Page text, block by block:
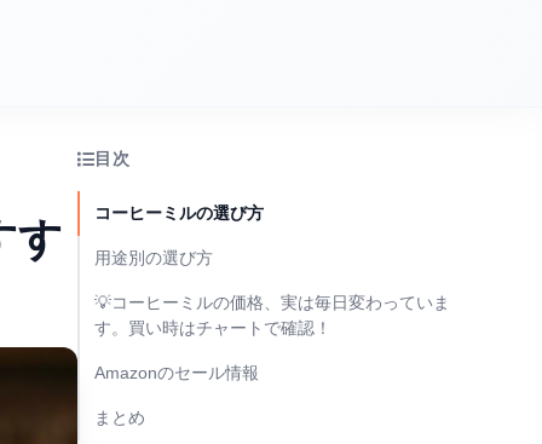
す
目次
コーヒーミルの選び方
用途別の選び方
💡コーヒーミルの価格、実は毎日変わっていま
す。買い時はチャートで確認！
Amazonのセール情報
まとめ